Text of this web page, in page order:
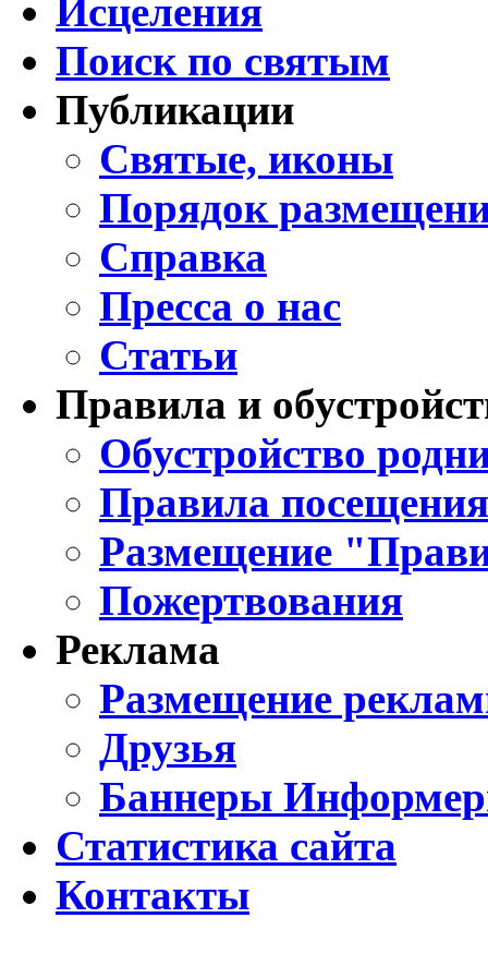
Исцеления
Поиск по святым
Публикации
Святые, иконы
Порядок
Справка
Пресса о нас
Статьи
Правила и
Обустройство
Правила
Размещение
Пожертвования
Реклама
Размещение
Друзья
Баннеры
Статистика сайта
Контакты